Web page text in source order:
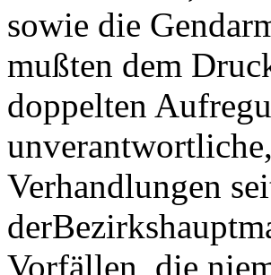
sowie die
mußten dem
doppelten
Verhandlungen
Vorfällen, die